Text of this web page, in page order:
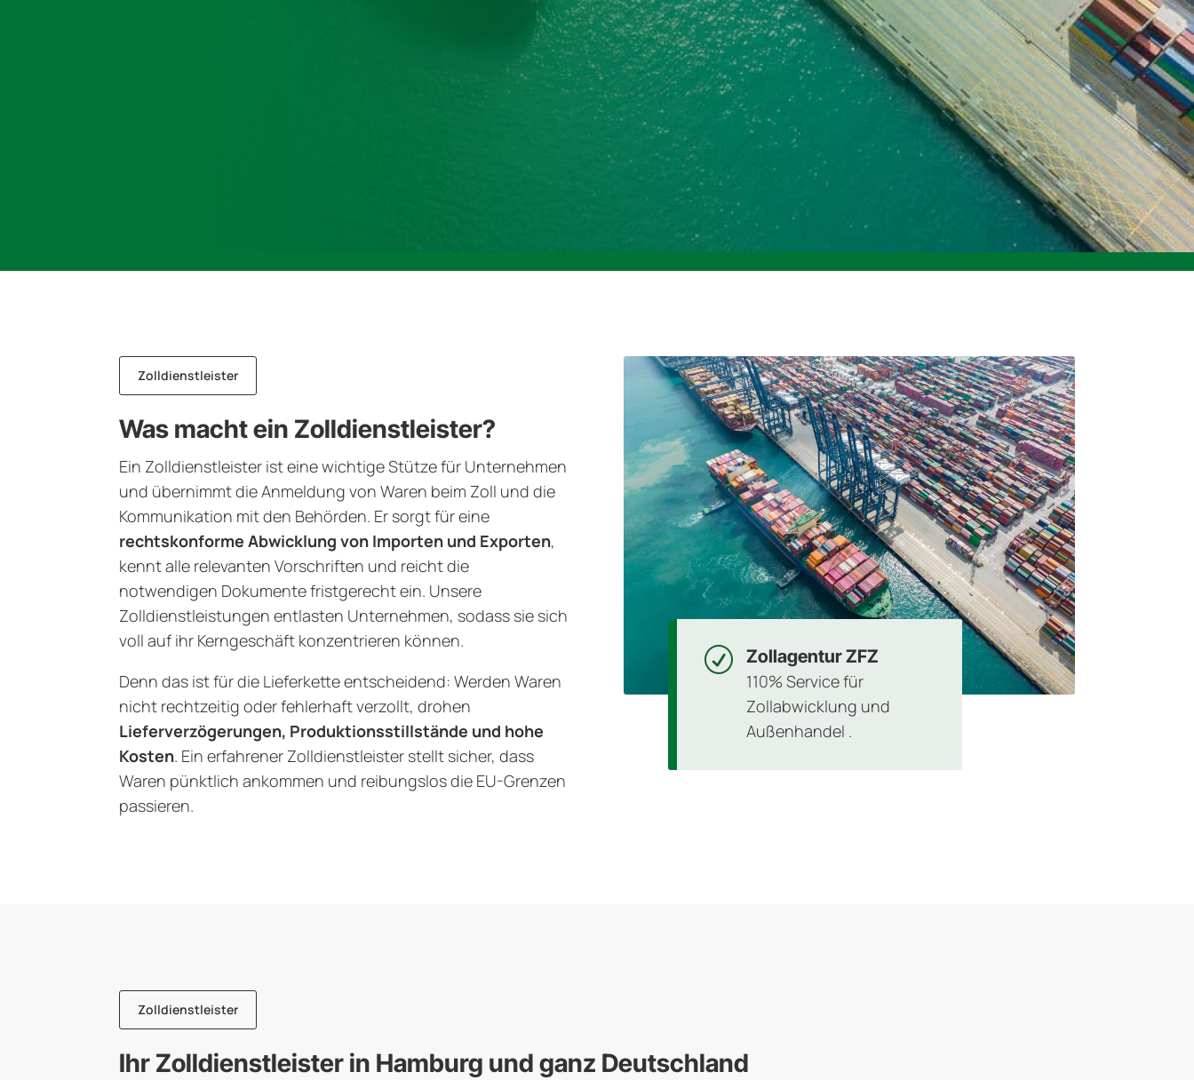
Zolldienstleister
Was macht ein Zolldienstleister?
Ein Zolldienstleister ist eine wichtige Stütze für Unternehmen
und übernimmt die Anmeldung von Waren beim Zoll und die
Kommunikation mit den Behörden. Er sorgt für eine
rechtskonforme Abwicklung von Importen und Exporten,
kennt alle relevanten Vorschriften und reicht die
notwendigen Dokumente fristgerecht ein. Unsere
Zolldienstleistungen entlasten Unternehmen, sodass sie sich
voll auf ihr Kerngeschäft konzentrieren können.
Denn das ist für die Lieferkette entscheidend: Werden Waren
nicht rechtzeitig oder fehlerhaft verzollt, drohen
Lieferverzögerungen, Produktionsstillstände und hohe
Kosten. Ein erfahrener Zolldienstleister stellt sicher, dass
Waren pünktlich ankommen und reibungslos die EU-Grenzen
passieren.
R
Zollagentur ZFZ
110% Service für
Zollabwicklung und
Außenhandel .
Zolldienstleister
Ihr Zolldienstleister in Hamburg und ganz Deutschland